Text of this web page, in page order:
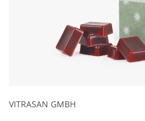
VITRASAN GMBH